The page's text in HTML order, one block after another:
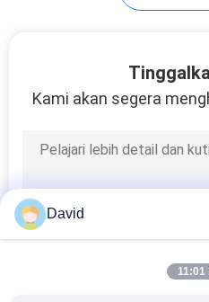
bantalan
Kami akan segera
David
11:01